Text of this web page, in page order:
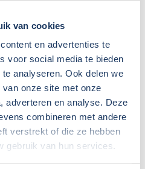
van cookies
en advertenties te
voor social media te bieden
analyseren. Ook delen we
onze site met onze
adverteren en analyse. Deze
combineren met andere
verstrekt of die ze hebben
gebruik van hun services.
willen zoeken naar de
extra sleutel bleek dat de
wil zeggen het knopje op
was al zo, maar wij
is besteld en wordt na
gemonteerd.
aanbevelen?
zeker